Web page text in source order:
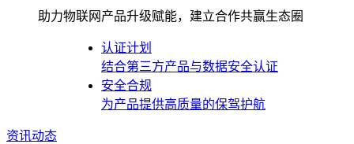
助力物联网产品升级赋能，建立合作共赢生态圈
认证计划
结合第三方产品与数据安全认证
安全合规
为产品提供高质量的保驾护航
资讯动态